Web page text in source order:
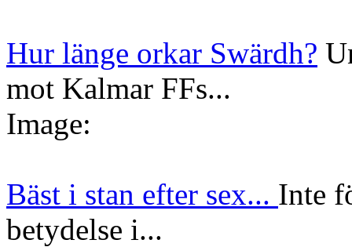
Hur länge orkar Swärdh?
mot Kalmar FFs...
Image:
Bäst i stan efter sex... Inte
betydelse i...